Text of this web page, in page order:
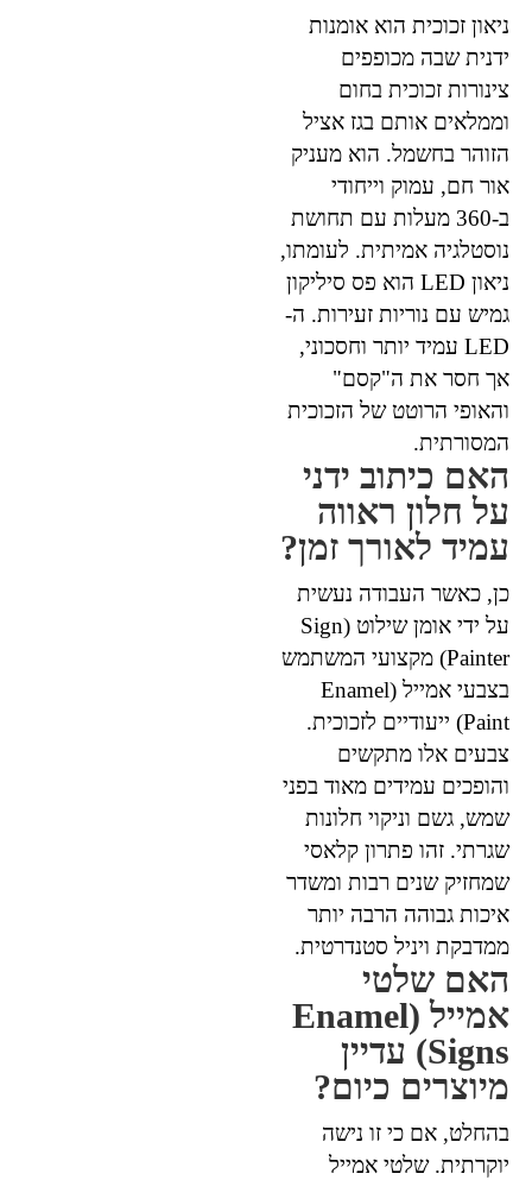
ניאון זכוכית הוא אומנות
ידנית שבה מכופפים
צינורות זכוכית בחום
וממלאים אותם בגז אציל
הזוהר בחשמל. הוא מעניק
אור חם, עמוק וייחודי
ב-360 מעלות עם תחושת
נוסטלגיה אמיתית. לעומתו,
ניאון LED הוא פס סיליקון
גמיש עם נוריות זעירות. ה-
LED עמיד יותר וחסכוני,
אך חסר את ה"קסם"
והאופי הרוטט של הזכוכית
המסורתית.
האם כיתוב ידני
על חלון ראווה
עמיד לאורך זמן?
כן, כאשר העבודה נעשית
על ידי אומן שילוט (Sign
Painter) מקצועי המשתמש
בצבעי אמייל (Enamel
Paint) ייעודיים לזכוכית.
צבעים אלו מתקשים
והופכים עמידים מאוד בפני
שמש, גשם וניקוי חלונות
שגרתי. זהו פתרון קלאסי
שמחזיק שנים רבות ומשדר
איכות גבוהה הרבה יותר
ממדבקת ויניל סטנדרטית.
האם שלטי
אמייל (Enamel
Signs) עדיין
מיוצרים כיום?
בהחלט, אם כי זו נישה
יוקרתית. שלטי אמייל